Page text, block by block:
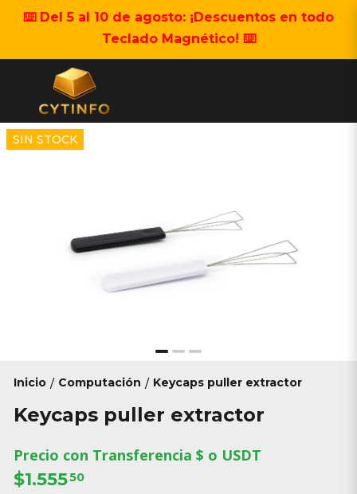
⌨️ Del 5 al 10 de agosto: ¡Descuentos en todo
Teclado Magnético! ⌨️
SIN STOCK
Inicio / Computación / Keycaps puller extractor
Keycaps puller extractor
Precio con Transferencia $ o USDT
$1.55550